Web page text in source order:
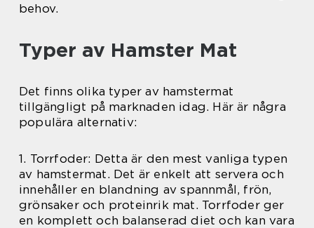
behov.
Typer av Hamster Mat
Det finns olika typer av hamstermat
tillgängligt på marknaden idag. Här är några
populära alternativ:
1. Torrfoder: Detta är den mest vanliga typen
av hamstermat. Det är enkelt att servera och
innehåller en blandning av spannmål, frön,
grönsaker och proteinrik mat. Torrfoder ger
en komplett och balanserad diet och kan vara